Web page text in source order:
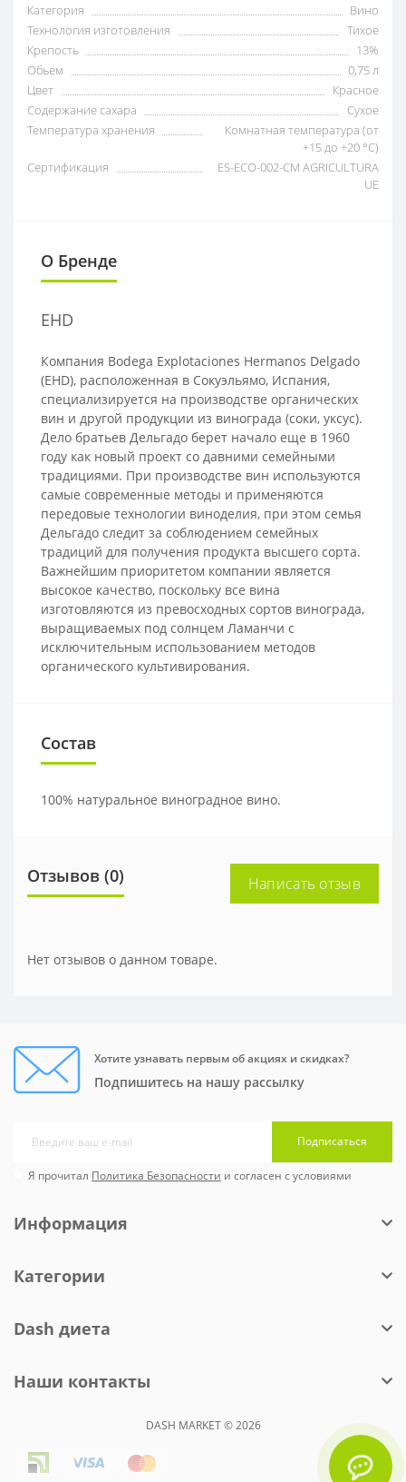
Категория
Вино
Технология изготовления
Тихое
Крепость
13%
Обьем
0,75 л
Цвет
Красное
Содержание сахара
Сухое
Температура хранения
Комнатная температура (от
+15 до +20 °C)
Сертификация
ES-ECO-002-CM AGRICULTURA
UE
О Бренде
EHD
Компания Bodega Explotaciones Hermanos Delgado
(EHD), расположенная в Сокуэльямо, Испания,
специализируется на производстве органических
вин и другой продукции из винограда (соки, уксус).
Дело братьев Дельгадо берет начало еще в 1960
году как новый проект со давними семейными
традициями. При производстве вин используются
самые современные методы и применяются
передовые технологии виноделия, при этом семья
Дельгадо следит за соблюдением семейных
традиций для получения продукта высшего сорта.
Важнейшим приоритетом компании является
высокое качество, поскольку все вина
изготовляются из превосходных сортов винограда,
выращиваемых под солнцем Ламанчи с
исключительным использованием методов
органического культивирования.
Состав
100% натуральное виноградное вино.
Отзывов (0) Написать отзыв
Нет отзывов о данном товаре.
Хотите узнавать первым об акциях и скидках?
Подпишитесь на нашу рассылку
Подписаться
Я прочитал Политика Безопасности и согласен с условиями
Информация
Категории
Dash диета
Наши контакты
DASH MARKET © 2026